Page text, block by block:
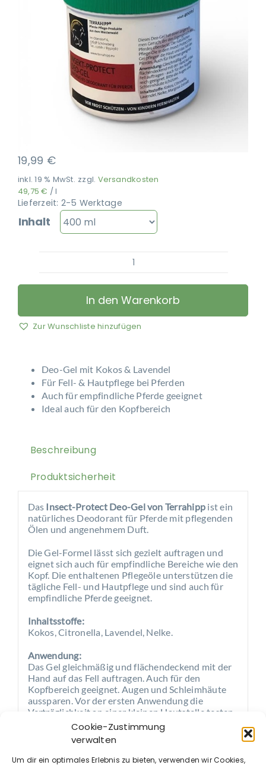
Cookie-Zustimmung
verwalten
Um dir ein optimales Erlebnis zu bieten, verwenden wir Cookies,
19,99 €
inkl. 19 % MwSt. zzgl. Versandkosten
49,75€ /l
Lieferzeit: 2-5 Werktage
Inhalt
Terrahipp
-
Insekt-
Deo
In den Warenkorb
Zur Wunschliste hinzufügen
Deo-Gel mit Kokos & Lavendel
Für Fell- & Hautpflege bei Pferden
Auch für empfindliche Pferde geeignet
Ideal auch für den Kopfbereich
Beschreibung
Produktsicherheit
Das Insect-Protect Deo-Gel von Terrahipp ist ein
natürliches Deodorant für Pferde mit pflegenden
Ölen und angenehmem Duft.
Die Gel-Formel lässt sich gezielt auftragen und
eignet sich auch für empfindliche Bereiche wie den
Kopf. Die enthaltenen Pflegeöle unterstützen die
tägliche Fell- und Hautpflege und sind auch für
empfindliche Pferde geeignet.
Inhaltsstoffe:
Kokos, Citronella, Lavendel, Nelke.
Anwendung:
Das Gel gleichmäßig und flächendeckend mit der
Hand auf das Fell auftragen. Auch für den
Kopfbereich geeignet. Augen und Schleimhäute
aussparen. Vor der ersten Anwendung die
Verträglichkeit an einer kleinen Hautstelle testen.
Nur zur äußeren Anwendung.